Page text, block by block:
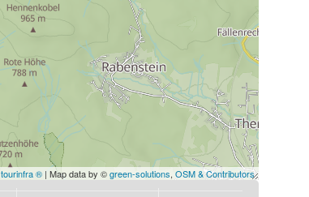
tourinfra ® | Map data by ©green-solutions, OSM & Contributors